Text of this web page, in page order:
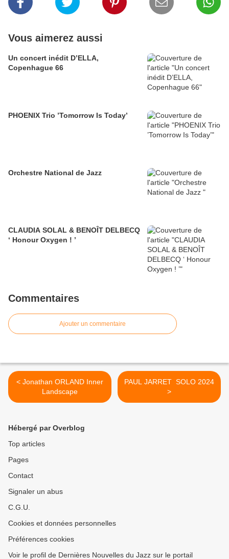
Vous aimerez aussi
Un concert inédit D’ELLA,
Copenhague 66
PHOENIX Trio ’Tomorrow Is Today’
Orchestre National de Jazz
CLAUDIA SOLAL & BENOÎT DELBECQ
‘ Honour Oxygen ! ’
Commentaires
Ajouter un commentaire
< Jonathan ORLAND Inner
Landscape
PAUL JARRET SOLO 2024
>
Hébergé par Overblog
Top articles
Pages
Contact
Signaler un abus
C.G.U.
Cookies et données personnelles
Préférences cookies
Voir le profil de Dernières Nouvelles du Jazz sur le portail